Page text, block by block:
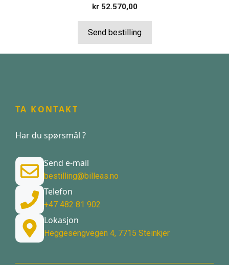
kr52.570,00
Send bestilling
TA KONTAKT
Har du spørsmål ?
Send e-mail
bestilling@billeas.no
Telefon
+47 482 81 902
Lokasjon
Heggesengvegen 4, 7715 Steinkjer